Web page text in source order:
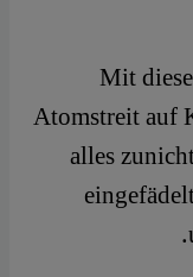
Mit
Atomstreit auf
alles